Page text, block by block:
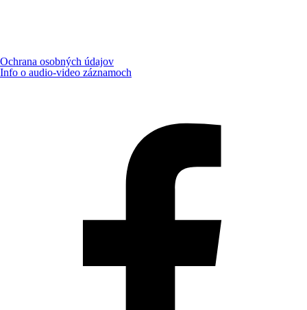
Ochrana osobných údajov
Info o audio-video záznamoch